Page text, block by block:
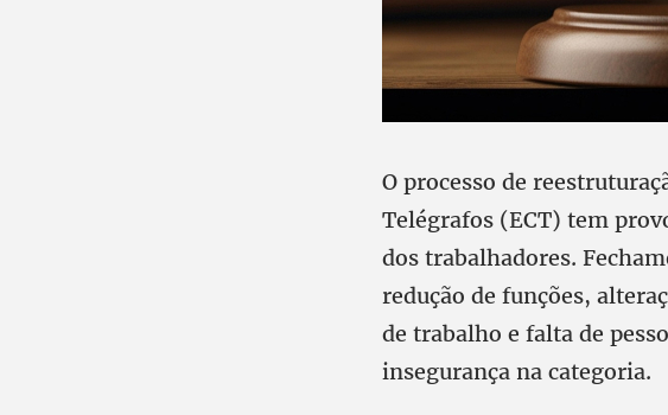
O processo de
Telégrafos (ECT) tem
dos trabalhadores.
redução de funções,
de trabalho e falta de
insegurança na categoria.